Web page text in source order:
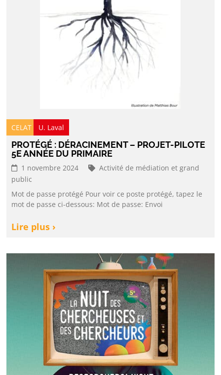
CELAT U. Laval
PROTÉGÉ : DÉRACINEMENT – PROJET-PILOTE
5E ANNÉE DU PRIMAIRE
1 novembre 2024
Activité de médiation et grand
public
Mot de passe protégé Pour voir ce poste protégé, tapez le
mot de passe ci-dessous: Mot de passe: Envoi
Lire plus ›